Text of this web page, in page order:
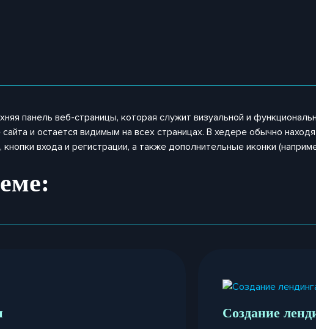
панель веб-страницы, которая служит визуальной и
и остается видимым на всех страницах. В хедере обычно
входа и регистрации, а также дополнительные иконки
Создание